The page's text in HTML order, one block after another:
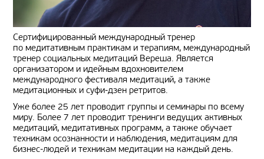
Сертифицированный международный тренер
по медитативным практикам и терапиям, международный
тренер социальных медитаций Вереша. Является
организатором и идейным вдохновителем
международного фестиваля медитаций, а также
медитационных и суфи-дзен ретритов.
Уже более 25 лет проводит группы и семинары по всему
миру. Более 7 лет проводит тренинги ведущих активных
медитаций, медитативных программ, а также обучает
техникам осознанности и наблюдения, медитациям для
бизнес-людей и техникам медитации на каждый день.